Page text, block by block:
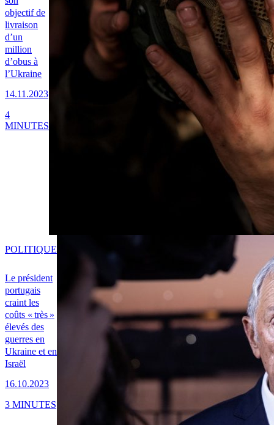
objectif de
livraison
d’un
million
d’obus à
l’Ukraine
14.11.2023
4
MINUTES
Le président
portugais
craint les
coûts « très »
élevés des
guerres en
Ukraine et en
Israël
16.10.2023
POLITIQUE
3 MINUTES